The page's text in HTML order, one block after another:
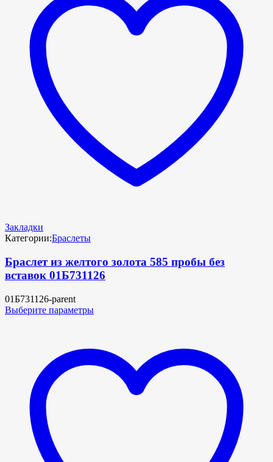
Закладки
Категории:Браслеты
Браслет из желтого золота 585 пробы без
вставок 01Б731126
01Б731126-parent
Выберите параметры